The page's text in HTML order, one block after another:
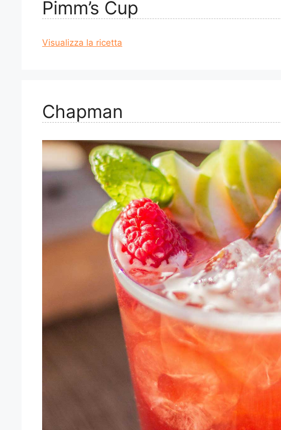
Pimm’s Cup
Visualizza la ricetta
Chapman